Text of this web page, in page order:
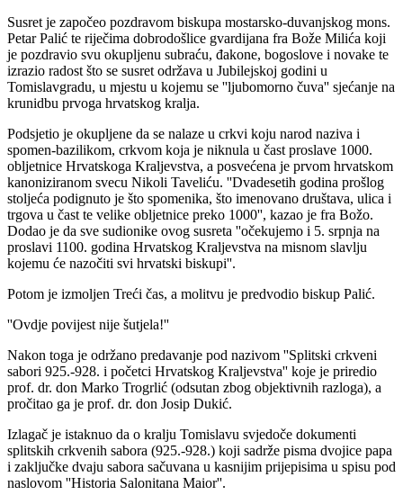
Susret je započeo pozdravom biskupa mostarsko-duvanjskog mons.
Petar Palić te riječima dobrodošlice gvardijana fra Bože Milića koji
je pozdravio svu okupljenu subraću, đakone, bogoslove i novake te
izrazio radost što se susret održava u Jubilejskoj godini u
Tomislavgradu, u mjestu u kojemu se ''ljubomorno čuva'' sjećanje na
krunidbu prvoga hrvatskog kralja.
Podsjetio je okupljene da se nalaze u crkvi koju narod naziva i
spomen-bazilikom, crkvom koja je niknula u čast proslave 1000.
obljetnice Hrvatskoga Kraljevstva, a posvećena je prvom hrvatskom
kanoniziranom svecu Nikoli Taveliću. ''Dvadesetih godina prošlog
stoljeća podignuto je što spomenika, što imenovano društava, ulica i
trgova u čast te velike obljetnice preko 1000'', kazao je fra Božo.
Dodao je da sve sudionike ovog susreta ''očekujemo i 5. srpnja na
proslavi 1100. godina Hrvatskog Kraljevstva na misnom slavlju
kojemu će nazočiti svi hrvatski biskupi''.
Potom je izmoljen Treći čas, a molitvu je predvodio biskup Palić.
''Ovdje povijest nije šutjela!''
Nakon toga je održano predavanje pod nazivom ''Splitski crkveni
sabori 925.-928. i početci Hrvatskog Kraljevstva'' koje je priredio
prof. dr. don Marko Trogrlić (odsutan zbog objektivnih razloga), a
pročitao ga je prof. dr. don Josip Dukić.
Izlagač je istaknuo da o kralju Tomislavu svjedoče dokumenti
splitskih crkvenih sabora (925.-928.) koji sadrže pisma dvojice papa
i zaključke dvaju sabora sačuvana u kasnijim prijepisima u spisu pod
naslovom ''Historia Salonitana Maior''.